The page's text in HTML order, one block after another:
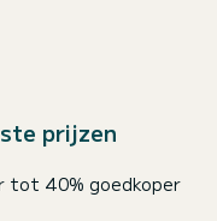
prijzen
tot 40% goedkoper